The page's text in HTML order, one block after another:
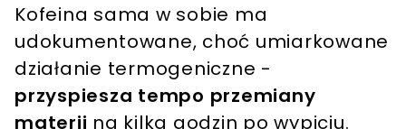
Kofeina sama w sobie ma
udokumentowane, choć umiarkowane
działanie termogeniczne -
przyspiesza tempo przemiany
materii na kilka godzin po wypiciu.